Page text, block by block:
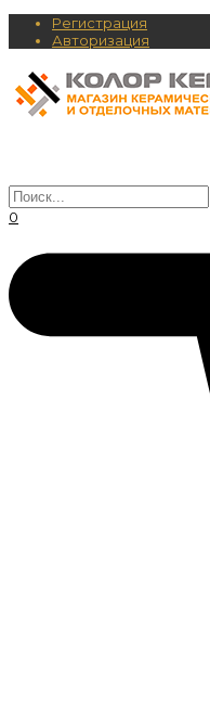
Регистрация
Авторизация
0